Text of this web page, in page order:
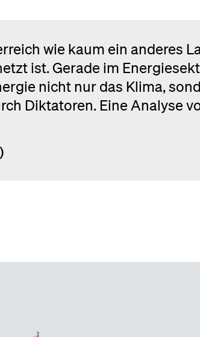
wie kaum ein anderes
ist. Gerade im
nicht nur das Klima,
Diktatoren. Eine Analyse